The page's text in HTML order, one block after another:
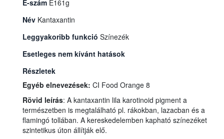
E-szám E161g
Név Kantaxantin
Leggyakoribb funkció Színezék
Esetleges nem kívánt hatások
Részletek
Egyéb elnevezések: CI Food Orange 8
Rövid leírás: A kantaxantin lila karotinoid pigment a
természetben is megtalálható pl. rákokban, lazacban és a
flamingó tollában. A kereskedelemben kapható színezéket
szintetikus úton állítják elő.